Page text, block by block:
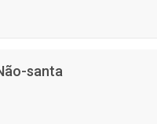
santa